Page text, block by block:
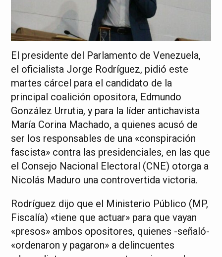
El presidente del Parlamento de Venezuela,
el oficialista Jorge Rodríguez, pidió este
martes cárcel para el candidato de la
principal coalición opositora, Edmundo
González Urrutia, y para la líder antichavista
María Corina Machado, a quienes acusó de
ser los responsables de una «conspiración
fascista» contra las presidenciales, en las que
el Consejo Nacional Electoral (CNE) otorga a
Nicolás Maduro una controvertida victoria.
Rodríguez dijo que el Ministerio Público (MP,
Fiscalía) «tiene que actuar» para que vayan
«presos» ambos opositores, quienes -señaló-
«ordenaron y pagaron» a delincuentes